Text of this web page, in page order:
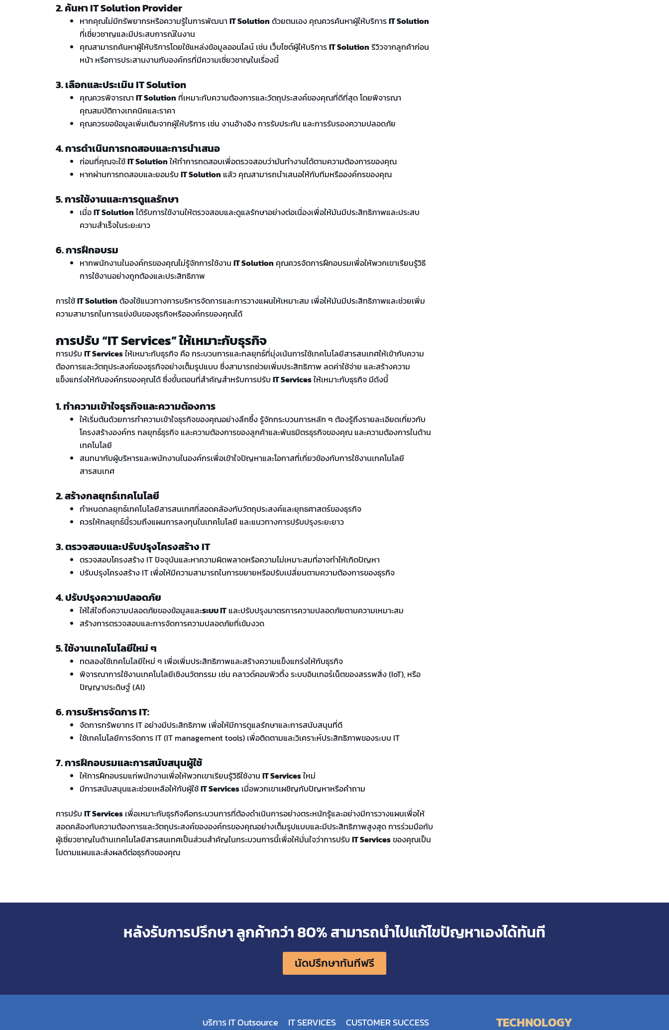
2. ค้นหา IT Solution Provider
หากคุณไม่มีทรัพยากรหรือความรู้ในการพัฒนา IT Solution ด้วยตนเอง คุณควรค้นหาผู้ให้บริการIT Solution
ที่เชี่ยวชาญและมีประสบการณ์ในงาน
คุณสามารถค้นหาผู้ให้บริการโดยใช้แหล่งข้อมูลออนไลน์ เช่น เว็บไซต์ผู้ให้บริการIT Solution รีวิวจากลูกค้าก่อน
หน้า หรือการประสานงานกับองค์กรที่มีความเชี่ยวชาญในเรื่องนี้
3. เลือกและประเมิน IT Solution
คุณควรพิจารณา IT Solution ที่เหมาะกับความต้องการและวัตถุประสงค์ของคุณที่ดีที่สุด โดยพิจารณา
คุณสมบัติทางเทคนิคและราคา
คุณควรขอข้อมูลเพิ่มเติมจากผู้ให้บริการ เช่น งานอ้างอิง การรับประกัน และการรับรองความปลอดภัย
4. การดำเนินการทดสอบและการนำเสนอ
ก่อนที่คุณจะใช้IT Solutionให้ทำการทดสอบเพื่อตรวจสอบว่ามันทำงานได้ตามความต้องการของคุณ
หากผ่านการทดสอบและยอมรับ IT Solution แล้ว คุณสามารถนำเสนอให้กับทีมหรือองค์กรของคุณ
5. การใช้งานและการดูแลรักษา
เมื่อIT Solutionได้รับการใช้งานให้ตรวจสอบและดูแลรักษาอย่างต่อเนื่องเพื่อให้มันมีประสิทธิภาพและประสบ
ความสำเร็จในระยะยาว
6. การฝึกอบรม
หากพนักงานในองค์กรของคุณไม่รู้จักการใช้งาน IT Solution คุณควรจัดการฝึกอบรมเพื่อให้พวกเขาเรียนรู้วิธี
การใช้งานอย่างถูกต้องและประสิทธิภาพ
การใช้IT Solution ต้องใช้แนวทางการบริหารจัดการและการวางแผนให้เหมาะสม เพื่อให้มันมีประสิทธิภาพและช่วยเพิ่ม
ความสามารถในการแข่งขันของธุรกิจหรือองค์กรของคุณได้
การปรับ “IT Services” ให้เหมาะกับธุรกิจ
การปรับ IT Servicesให้เหมาะกับธุรกิจ คือ กระบวนการและกลยุทธ์ที่มุ่งเน้นการใช้เทคโนโลยีสารสนเทศให้เข้ากับความ
ต้องการและวัตถุประสงค์ของธุรกิจอย่างเต็มรูปแบบ ซึ่งสามารถช่วยเพิ่มประสิทธิภาพ ลดค่าใช้จ่าย และสร้างความ
แข็งแกร่งให้กับองค์กรของคุณได้ ซึ่งขั้นตอนที่สำคัญสำหรับการปรับ IT Servicesให้เหมาะกับธุรกิจ มีดังนี้
1. ทำความเข้าใจธุรกิจและความต้องการ
ให้เริ่มต้นด้วยการทำความเข้าใจธุรกิจของคุณอย่างลึกซึ้ง รู้จักกระบวนการหลัก ๆ ต้องรู้ถึงรายละเอียดเกี่ยวกับ
โครงสร้างองค์กร กลยุทธ์ธุรกิจ และความต้องการของลูกค้าและพันธมิตรธุรกิจของคุณ และความต้องการในด้าน
เทคโนโลยี
สนทนากับผู้บริหารและพนักงานในองค์กรเพื่อเข้าใจปัญหาและโอกาสที่เกี่ยวข้องกับการใช้งานเทคโนโลยี
สารสนเทศ
2. สร้างกลยุทธ์เทคโนโลยี
กำหนดกลยุทธ์เทคโนโลยีสารสนเทศที่สอดคล้องกับวัตถุประสงค์และยุทธศาสตร์ของธุรกิจ
ควรให้กลยุทธ์นี้รวมถึงแผนการลงทุนในเทคโนโลยี และแนวทางการปรับปรุงระยะยาว
3. ตรวจสอบและปรับปรุงโครงสร้าง IT
ตรวจสอบโครงสร้าง IT ปัจจุบันและหาความผิดพลาดหรือความไม่เหมาะสมที่อาจทำให้เกิดปัญหา
ปรับปรุงโครงสร้าง IT เพื่อให้มีความสามารถในการขยายหรือปรับเปลี่ยนตามความต้องการของธุรกิจ
4. ปรับปรุงความปลอดภัย
ให้ใส่ใจถึงความปลอดภัยของข้อมูลและระบบ IT และปรับปรุงมาตรการความปลอดภัยตามความเหมาะสม
สร้างการตรวจสอบและการจัดการความปลอดภัยที่เข้มงวด
5. ใช้งานเทคโนโลยีใหม่ ๆ
ทดลองใช้เทคโนโลยีใหม่ ๆ เพื่อเพิ่มประสิทธิภาพและสร้างความแข็งแกร่งให้กับธุรกิจ
พิจารณาการใช้งานเทคโนโลยีเชิงนวัตกรรม เช่น คลาวด์คอมพิวติ้ง ระบบอินเทอร์เน็ตของสรรพสิ่ง (IoT), หรือ
ปัญญาประดิษฐ์ (AI)
6. การบริหารจัดการ IT:
จัดการทรัพยากร IT อย่างมีประสิทธิภาพ เพื่อให้มีการดูแลรักษาและการสนับสนุนที่ดี
ใช้เทคโนโลยีการจัดการ IT (IT management tools) เพื่อติดตามและวิเคราะห์ประสิทธิภาพของระบบ IT
7. การฝึกอบรมและการสนับสนุนผู้ใช้
ให้การฝึกอบรมแก่พนักงานเพื่อให้พวกเขาเรียนรู้วิธีใช้งาน IT Servicesใหม่
มีการสนับสนุนและช่วยเหลือให้กับผู้ใช้IT Services เมื่อพวกเขาเผชิญกับปัญหาหรือคำถาม
การปรับ IT Services เพื่อเหมาะกับธุรกิจคือกระบวนการที่ต้องดำเนินการอย่างตระหนักรู้และอย่างมีการวางแผนเพื่อให้
สอดคล้องกับความต้องการและวัตถุประสงค์ขององค์กรของคุณอย่างเต็มรูปแบบและมีประสิทธิภาพสูงสุด การร่วมมือกับ
ผู้เชี่ยวชาญในด้านเทคโนโลยีสารสนเทศเป็นส่วนสำคัญในกระบวนการนี้เพื่อให้มั่นใจว่าการปรับ IT Servicesของคุณเป็น
ไปตามแผนและส่งผลดีต่อธุรกิจของคุณ
หลังรับการปรึกษา ลูกค้ากว่า 80% สามารถนำไปแก้ไขปัญหาเองได้ทันที
นัดปรึกษาทันทีฟรี
บริการ IT Outsource IT SERVICES
CUSTOMER SUCCESS
TECHNOLOGY